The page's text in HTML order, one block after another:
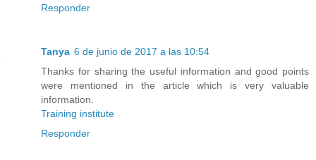
Responder
Tanya 6 de junio de 2017 a las 10:54
Thanks for sharing the useful information and good points
were mentioned in the article which is very valuable
information.
Training institute
Responder